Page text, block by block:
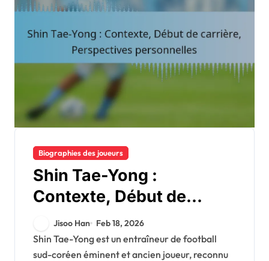
Biographies des joueurs
Shin Tae-Yong :
Contexte, Début de
carrière, Perspectives
personnelles
Jisoo Han Feb 18, 2026
Shin Tae-Yong est un entraîneur de football
sud-coréen éminent et ancien joueur, reconnu